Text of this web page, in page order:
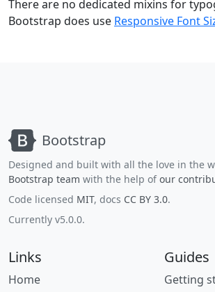
There are no dedicated mixins for
Bootstrap does use Responsive Font
Bootstrap
Designed and built with all the love in the
Bootstrap team with the help ofour
Code licensed MIT, docs CC BY 3.0.
Currently v5.0.0.
Links
Home
Guides
Getting